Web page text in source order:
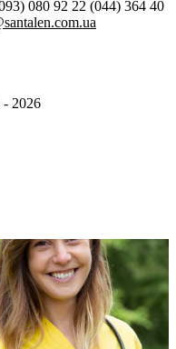
080 92 22 (044) 364 40
2026